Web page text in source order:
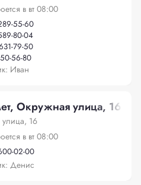
в вт 08:00
55-60
80-04
79-50
56-80
Иван
Окружная улица, 16
16
в вт 08:00
02-00
Денис